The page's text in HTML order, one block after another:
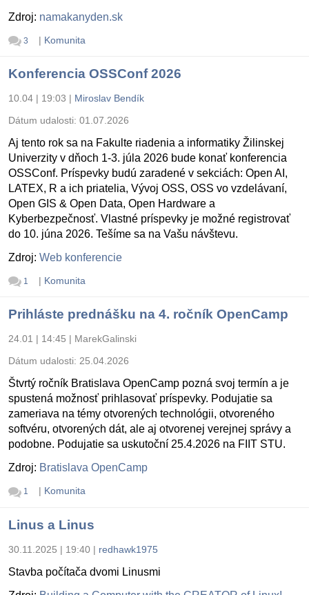
Zdroj: namakanyden.sk
3 | Komunita
Konferencia OSSConf 2026
10.04 | 19:03 | Miroslav Bendík
Dátum udalosti: 01.07.2026
Aj tento rok sa na Fakulte riadenia a informatiky Žilinskej
Univerzity v dňoch 1-3. júla 2026 bude konať konferencia
OSSConf. Príspevky budú zaradené v sekciách: Open AI,
LATEX, R a ich priatelia, Vývoj OSS, OSS vo vzdelávaní,
Open GIS & Open Data, Open Hardware a
Kyberbezpečnosť. Vlastné príspevky je možné registrovať
do 10. júna 2026. Tešíme sa na Vašu návštevu.
Zdroj: Web konferencie
1 | Komunita
Prihláste prednášku na 4. ročník OpenCamp
24.01 | 14:45 | MarekGalinski
Dátum udalosti: 25.04.2026
Štvrtý ročník Bratislava OpenCamp pozná svoj termín a je
spustená možnosť prihlasovať príspevky. Podujatie sa
zameriava na témy otvorených technológii, otvoreného
softvéru, otvorených dát, ale aj otvorenej verejnej správy a
podobne. Podujatie sa uskutoční 25.4.2026 na FIIT STU.
Zdroj: Bratislava OpenCamp
1 | Komunita
Linus a Linus
30.11.2025 | 19:40 | redhawk1975
Stavba počítača dvomi Linusmi